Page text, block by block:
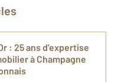
: 25 ans d’expertise
à Champagne